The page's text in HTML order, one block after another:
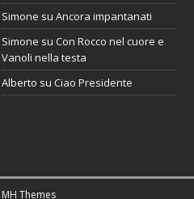
Simone suAncora impantanati
Simone suCon Rocco nel cuore e
Vanoli nella testa
Alberto suCiao Presidente
MH Themes